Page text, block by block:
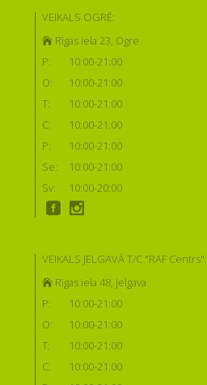
VEIKALS OGRĒ:
Rīgas iela 23, Ogre
P:
10:00-21:00
O:
10:00-21:00
T:
10:00-21:00
C:
10:00-21:00
P:
10:00-21:00
Se:
10:00-21:00
Sv:
10:00-20:00
VEIKALS JELGAVĀ T/C "RAF Centrs":
Rīgas iela 48, Jelgava
P:
10:00-21:00
O:
10:00-21:00
T:
10:00-21:00
C:
10:00-21:00